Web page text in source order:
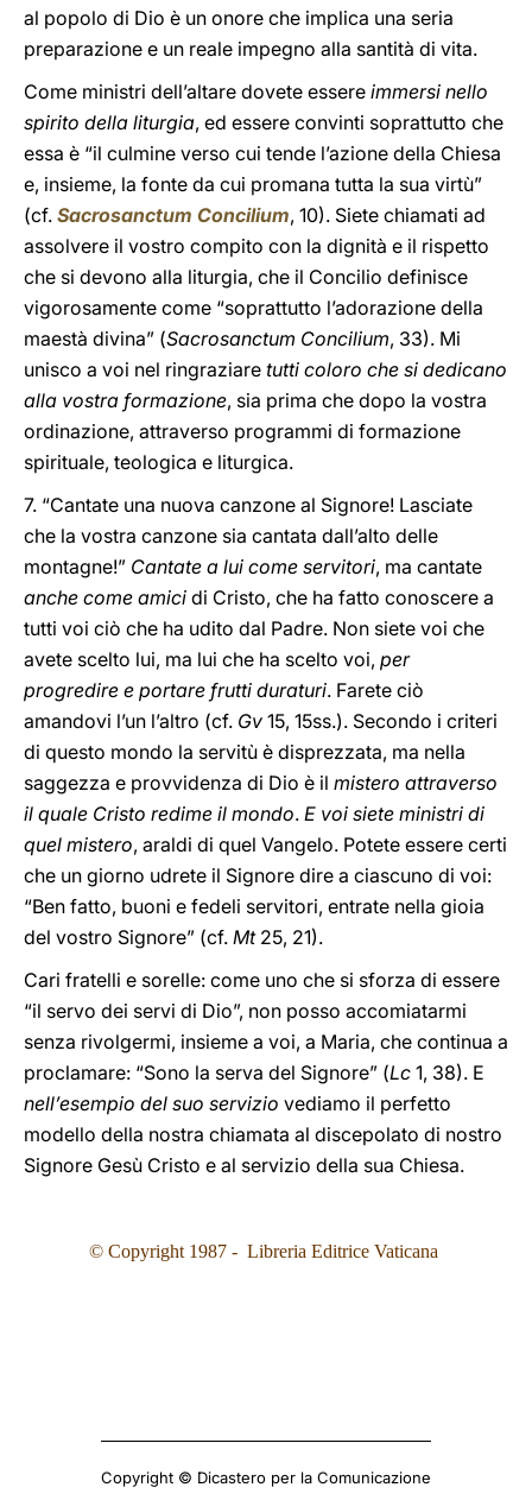
al popolo di Dio è un onore che implica una seria
preparazione e un reale impegno alla santità di vita.
Come ministri dell’altare dovete essere immersi nello
spirito della liturgia, ed essere convinti soprattutto che
essa è “il culmine verso cui tende l’azione della Chiesa
e, insieme, la fonte da cui promana tutta la sua virtù”
(cf. Sacrosanctum Concilium, 10). Siete chiamati ad
assolvere il vostro compito con la dignità e il rispetto
che si devono alla liturgia, che il Concilio definisce
vigorosamente come “soprattutto l’adorazione della
maestà divina” (Sacrosanctum Concilium, 33). Mi
unisco a voi nel ringraziare tutti coloro che si dedicano
alla vostra formazione, sia prima che dopo la vostra
ordinazione, attraverso programmi di formazione
spirituale, teologica e liturgica.
7. “Cantate una nuova canzone al Signore! Lasciate
che la vostra canzone sia cantata dall’alto delle
montagne!” Cantate a lui come servitori, ma cantate
anche come amici di Cristo, che ha fatto conoscere a
tutti voi ciò che ha udito dal Padre. Non siete voi che
avete scelto lui, ma lui che ha scelto voi, per
progredire e portare frutti duraturi. Farete ciò
amandovi l’un l’altro (cf. Gv 15, 15ss.). Secondo i criteri
di questo mondo la servitù è disprezzata, ma nella
saggezza e provvidenza di Dio è il mistero attraverso
il quale Cristo redime il mondo. E voi siete ministri di
quel mistero, araldi di quel Vangelo. Potete essere certi
che un giorno udrete il Signore dire a ciascuno di voi:
“Ben fatto, buoni e fedeli servitori, entrate nella gioia
del vostro Signore” (cf. Mt25, 21).
Cari fratelli e sorelle: come uno che si sforza di essere
“il servo dei servi di Dio”, non posso accomiatarmi
senza rivolgermi, insieme a voi, a Maria, che continua a
proclamare: “Sono la serva del Signore” (Lc 1, 38). E
nell’esempio del suo servizio vediamo il perfetto
modello della nostra chiamata al discepolato di nostro
Signore Gesù Cristo e al servizio della sua Chiesa.
© Copyright 1987 - Libreria Editrice Vaticana
Copyright © Dicastero per la Comunicazione